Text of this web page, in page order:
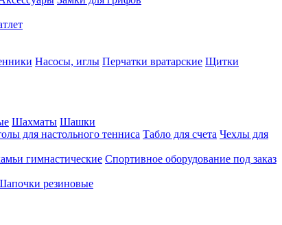
Насосы, иглы Перчатки вратарские Щитки
Шахматы Шашки
для настольного тенниса Табло для счета Чехлы для
гимнастические Спортивное оборудование под заказ
резиновые